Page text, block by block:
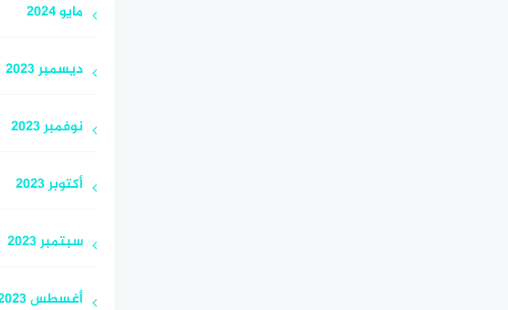
مايو 2024
ديسمبر 2023
نوفمبر 2023
أكتوبر 2023
سبتمبر 2023
أغسطس 2023